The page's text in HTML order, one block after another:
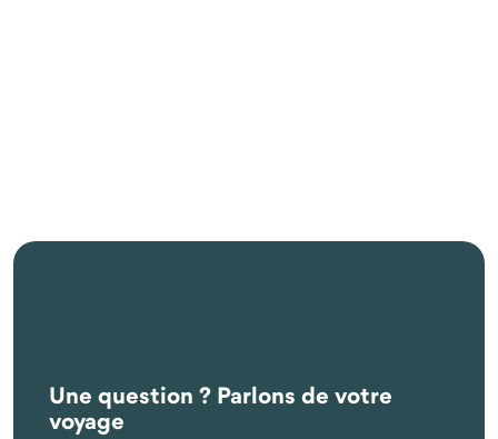
Une question ? Parlons de votre
voyage